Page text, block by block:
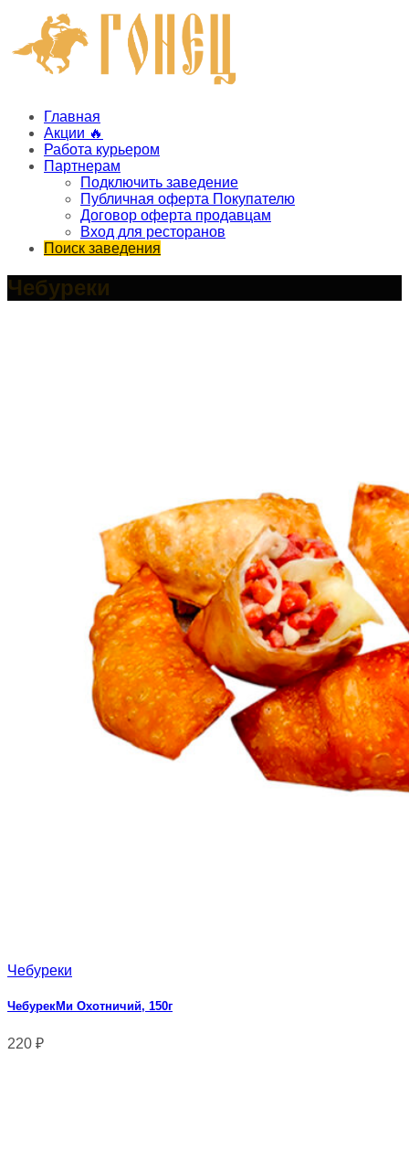
Главная
Акции 🔥
Работа курьером
Партнерам
Подключить заведение
Публичная оферта Покупателю
Договор оферта продавцам
Вход для ресторанов
Поиск заведения
Чебуреки
Чебуреки
ЧебурекМи Охотничий, 150г
220 ₽